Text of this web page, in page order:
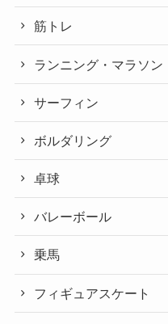
筋トレ
ランニング・マラソン
サーフィン
ボルダリング
卓球
バレーボール
乗馬
フィギュアスケート